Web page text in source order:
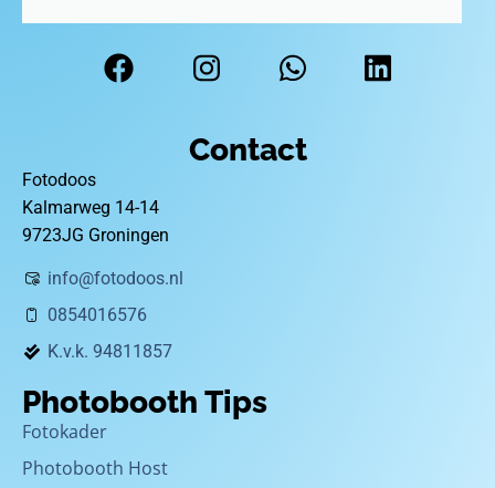
Contact
Fotodoos
Kalmarweg 14-14
9723JG Groningen
info@fotodoos.nl
0854016576
K.v.k. 94811857
Photobooth Tips
Fotokader
Photobooth Host